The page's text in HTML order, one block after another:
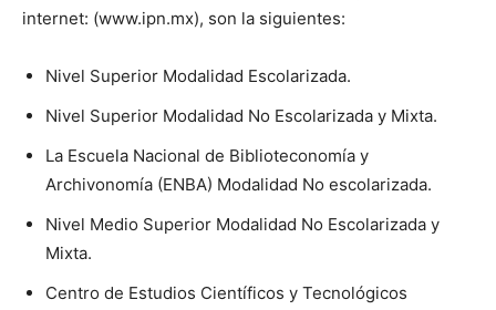
internet: (www.ipn.mx), son la siguientes:
Nivel Superior Modalidad Escolarizada.
Nivel Superior Modalidad No Escolarizada y Mixta.
La Escuela Nacional de Biblioteconomía y
Archivonomía (ENBA) Modalidad No escolarizada.
Nivel Medio Superior Modalidad No Escolarizada y
Mixta.
Centro de Estudios Científicos y Tecnológicos